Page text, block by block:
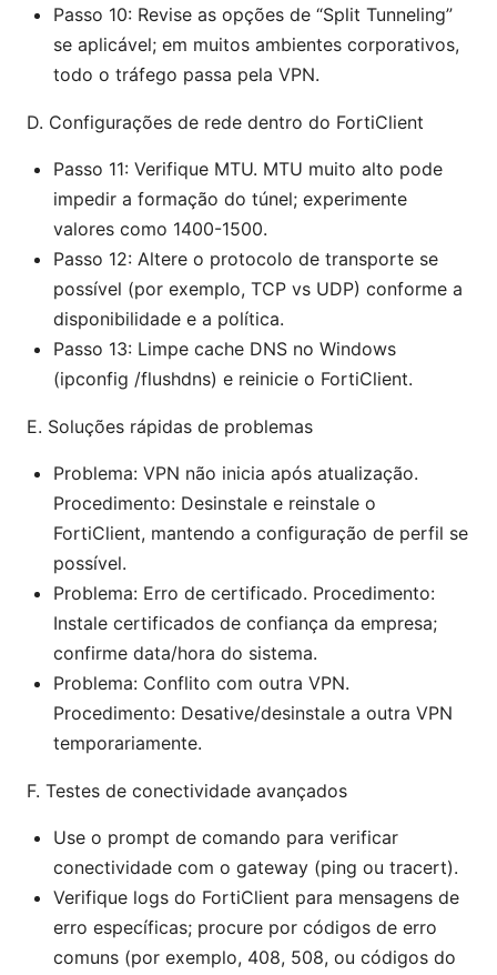
Passo 10: Revise as opções de “Split Tunneling”
se aplicável; em muitos ambientes corporativos,
todo o tráfego passa pela VPN.
D. Configurações de rede dentro do FortiClient
Passo 11: Verifique MTU. MTU muito alto pode
impedir a formação do túnel; experimente
valores como 1400-1500.
Passo 12: Altere o protocolo de transporte se
possível (por exemplo, TCP vs UDP) conforme a
disponibilidade e a política.
Passo 13: Limpe cache DNS no Windows
(ipconfig /flushdns) e reinicie o FortiClient.
E. Soluções rápidas de problemas
Problema: VPN não inicia após atualização.
Procedimento: Desinstale e reinstale o
FortiClient, mantendo a configuração de perfil se
possível.
Problema: Erro de certificado. Procedimento:
Instale certificados de confiança da empresa;
confirme data/hora do sistema.
Problema: Conflito com outra VPN.
Procedimento: Desative/desinstale a outra VPN
temporariamente.
F. Testes de conectividade avançados
Use o prompt de comando para verificar
conectividade com o gateway (ping ou tracert).
Verifique logs do FortiClient para mensagens de
erro específicas; procure por códigos de erro
comuns (por exemplo, 408, 508, ou códigos do